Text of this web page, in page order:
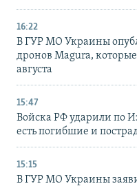
16:22
В ГУР МО Украины
дронов Magura, которые
августа
15:47
Войска РФ ударили по
есть погибшие и
15:15
В ГУР МО Украины